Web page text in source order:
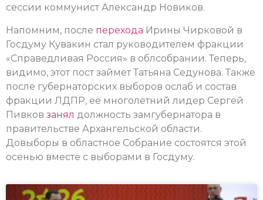
сессии коммунист Александр Новиков.
Напомним, после перехода Ирины Чирковой в
Госдуму Кувакин стал руководителем фракции
«Справедливая Россия» в облсобрании. Теперь,
видимо, этот пост займет Татьяна Седунова. Также
после губернаторских выборов ослаб и состав
фракции ЛДПР, её многолетний лидер Сергей
Пивков занял должность замгубернатора в
правительстве Архангельской области.
Довыборы в областное Собрание состоятся этой
осенью вместе с выборами в Госдуму.